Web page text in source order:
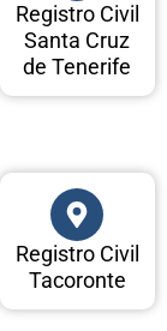
Registro Civil
Santa Cruz
de Tenerife
Registro Civil
Tacoronte